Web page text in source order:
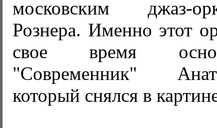
московским джаз-
Рознера. Именно этот
свое время
"Современник"
который снялся в